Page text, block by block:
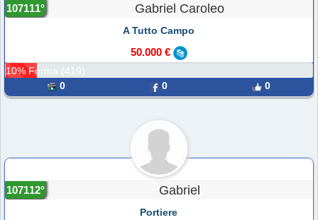
Gabriel Caroleo
107111°
A Tutto Campo
50.000 €
10% Forma (419)
0
0 0
Gabriel
107112°
Portiere